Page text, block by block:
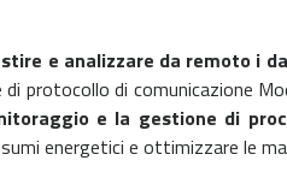
e analizzare da remoto i
protocollo di comunicazione
e la gestione di
energetici e ottimizzare le